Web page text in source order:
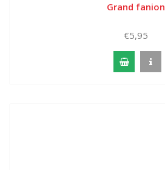
Grand fanion
€5,95